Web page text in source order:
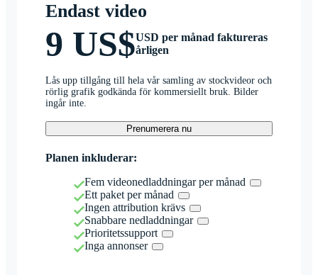
Endast video
9 US$USD per månad faktureras
årligen
Lås upp tillgång till hela vår samling av stockvideor och
rörlig grafik godkända för kommersiellt bruk. Bilder
ingår inte.
Prenumerera nu
Planen inkluderar:
Fem videonedladdningar per månad
Ett paket per månad
Ingen attribution krävs
Snabbare nedladdningar
Prioritetssupport
Inga annonser